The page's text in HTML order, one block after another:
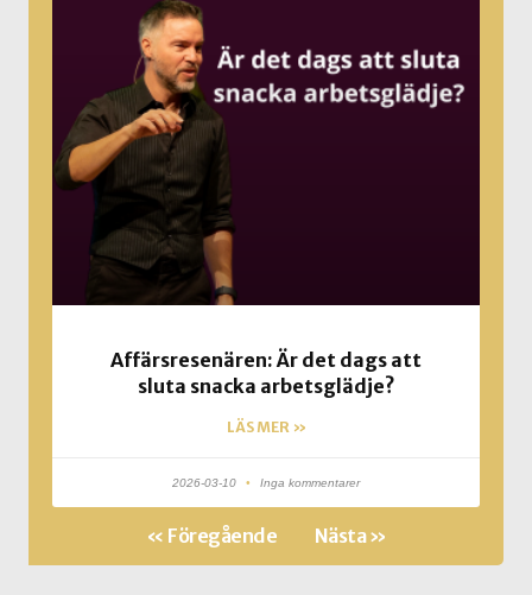
Affärsresenären: Är det dags att
sluta snacka arbetsglädje?
LÄS MER »
2026-03-10 Inga kommentarer
« Föregående Nästa »